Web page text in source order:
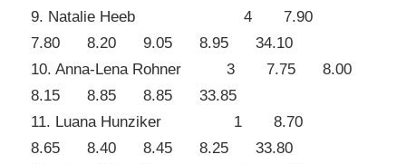
9. Natalie Heeb 4 7.90
7.80 8.20 9.05 8.95 34.10
10. Anna-Lena Rohner 3 7.75 8.00
8.15 8.85 8.85 33.85
11. Luana Hunziker 1 8.70
8.65 8.40 8.45 8.25 33.80